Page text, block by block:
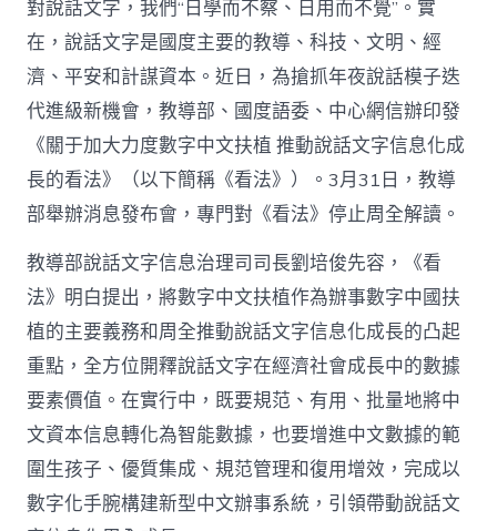
說
話
文
查
包
養
網
心
得
字
數
據
要
素
價
值
_
中
國
網〉
中
對說話文字，我們“日學而不察、日用而不覺”。實
在，說話文字是國度主要的教導、科技、文明、經
濟、平安和計謀資本。近日，為搶抓年夜說話模子迭
代進級新機會，教導部、國度語委、中心網信辦印發
《關于加大力度數字中文扶植 推動說話文字信息化成
長的看法》（以下簡稱《看法》）。3月31日，教導
部舉辦消息發布會，專門對《看法》停止周全解讀。
教導部說話文字信息治理司司長劉培俊先容，《看
法》明白提出，將數字中文扶植作為辦事數字中國扶
植的主要義務和周全推動說話文字信息化成長的凸起
重點，全方位開釋說話文字在經濟社會成長中的數據
要素價值。在實行中，既要規范、有用、批量地將中
文資本信息轉化為智能數據，也要增進中文數據的範
圍生孩子、優質集成、規范管理和復用增效，完成以
數字化手腕構建新型中文辦事系統，引領帶動說話文